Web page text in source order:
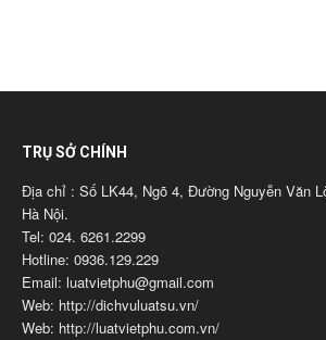
TRỤ SỞ CHÍNH
Địa chỉ : Số LK44, Ngõ 4, Đường Nguyễn Văn
Hà Nội.
Tel: 024. 6261.2299
Hotline: 0936.129.229
Email: luatvietphu@gmail.com
Web: http://dichvuluatsu.vn/
Web: http://luatvietphu.com.vn/